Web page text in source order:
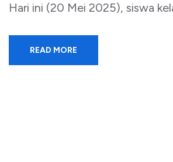
Hari ini (20 Mei 2025), siswa
READ MORE